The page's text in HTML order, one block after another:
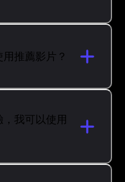
推薦影片？
我可以使用